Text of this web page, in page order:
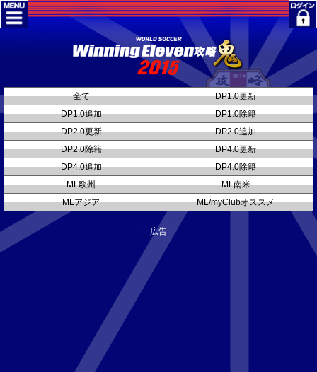
全て
DP1.0更新
DP1.0追加
DP1.0除籍
DP2.0更新
DP2.0追加
DP2.0除籍
DP4.0更新
DP4.0追加
DP4.0除籍
ML欧州
ML南米
MLアジア
ML/myClubオススメ
━ 広告 ━